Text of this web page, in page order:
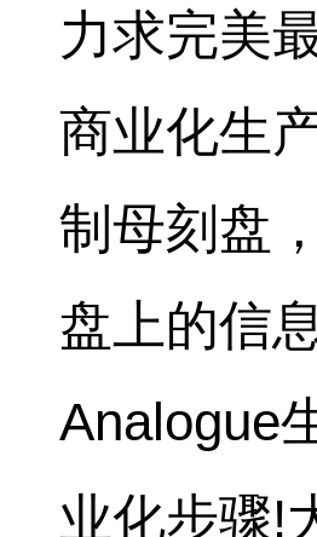
力求完美
商业化生
制母刻盘
盘上的信
Analogue
业化步骤!